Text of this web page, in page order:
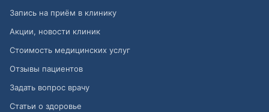
Запись на приём в клинику
Акции, новости клиник
Стоимость медицинских услуг
Отзывы пациентов
Задать вопрос врачу
Статьи о здоровье